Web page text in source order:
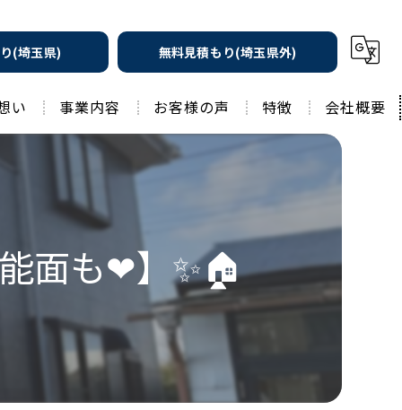
(埼玉県) 無料見積もり(埼玉県外)
い 事業内容
水回りリフォーム
お客様の声 特徴
水回り
外壁塗装
会社概要
面も❤】✨🏠